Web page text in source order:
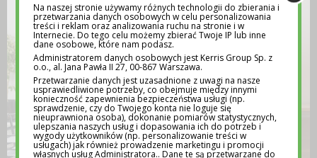
Na naszej stronie używamy różnych technologii do zbierania i
przetwarzania danych osobowych w celu personalizowania
treści i reklam oraz analizowania ruchu na stronie i w
Internecie. Do tego celu możemy zbierać Twoje IP lub inne
dane osobowe, które nam podasz.
Administratorem danych osobowych jest Kerris Group Sp. z
o.o., al. Jana Pawła II 27, 00-867 Warszawa.
Przetwarzanie danych jest uzasadnione z uwagi na nasze
usprawiedliwione potrzeby, co obejmuje między innymi
konieczność zapewnienia bezpieczeństwa usługi (np.
sprawdzenie, czy do Twojego konta nie loguje się
nieuprawniona osoba), dokonanie pomiarów statystycznych,
ulepszania naszych usług i dopasowania ich do potrzeb i
wygody użytkowników (np. personalizowanie treści w
usługach) jak również prowadzenie marketingu i promocji
własnych usług Administratora.. Dane te są przetwarzane do